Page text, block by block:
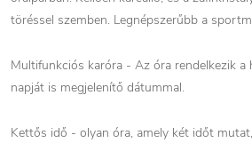
töréssel szemben. Legnépszerűbb a
Multifunkciós karóra - Az óra rendelkezik a
napját is megjelenítő dátummal.
Kettős idő - olyan óra, amely két időt